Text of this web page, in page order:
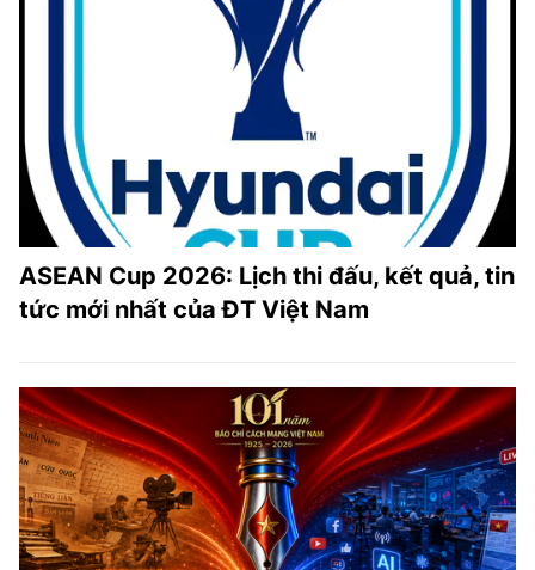
ASEAN Cup 2026: Lịch thi đấu, kết quả, tin
tức mới nhất của ĐT Việt Nam